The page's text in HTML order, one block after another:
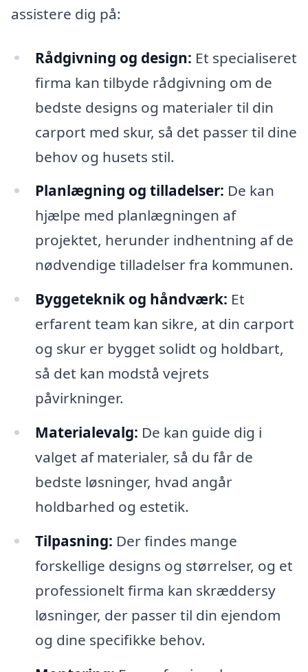
assistere dig på:
Rådgivning og design: Et specialiseret
firma kan tilbyde rådgivning om de
bedste designs og materialer til din
carport med skur, så det passer til dine
behov og husets stil.
Planlægning og tilladelser: De kan
hjælpe med planlægningen af
projektet, herunder indhentning af de
nødvendige tilladelser fra kommunen.
Byggeteknik og håndværk: Et
erfarent team kan sikre, at din carport
og skur er bygget solidt og holdbart,
så det kan modstå vejrets
påvirkninger.
Materialevalg: De kan guide dig i
valget af materialer, så du får de
bedste løsninger, hvad angår
holdbarhed og estetik.
Tilpasning: Der findes mange
forskellige designs og størrelser, og et
professionelt firma kan skræddersy
løsninger, der passer til din ejendom
og dine specifikke behov.